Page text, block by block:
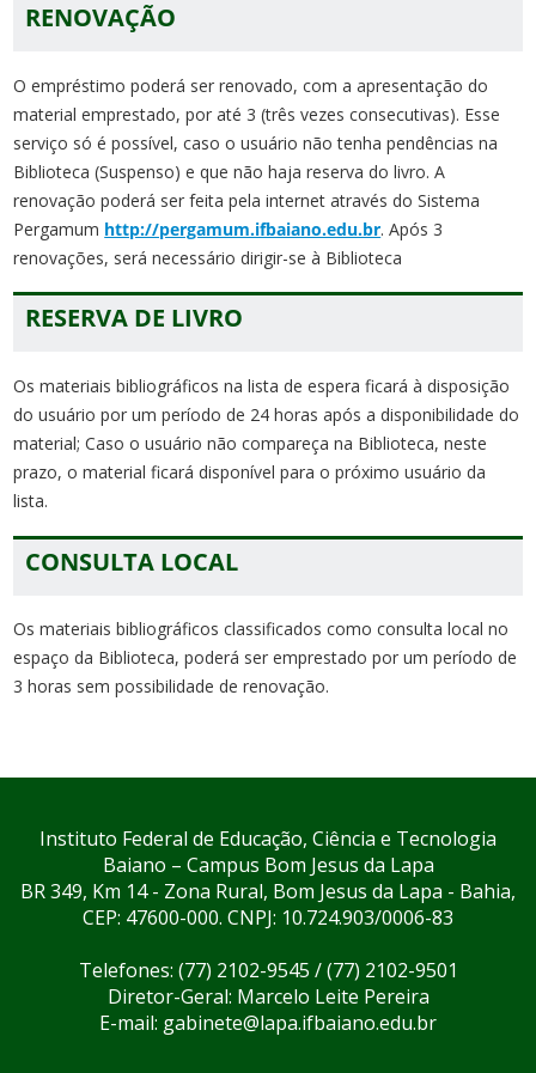
RENOVAÇÃO
O empréstimo poderá ser renovado, com a apresentação do
material emprestado, por até 3 (três vezes consecutivas). Esse
serviço só é possível, caso o usuário não tenha pendências na
Biblioteca (Suspenso) e que não haja reserva do livro. A
renovação poderá ser feita pela internet através do Sistema
Pergamum http://pergamum.ifbaiano.edu.br. Após 3
renovações, será necessário dirigir-se à Biblioteca
RESERVA DE LIVRO
Os materiais bibliográficos na lista de espera ficará à disposição
do usuário por um período de 24 horas após a disponibilidade do
material; Caso o usuário não compareça na Biblioteca, neste
prazo, o material ficará disponível para o próximo usuário da
lista.
CONSULTA LOCAL
Os materiais bibliográficos classificados como consulta local no
espaço da Biblioteca, poderá ser emprestado por um período de
3 horas sem possibilidade de renovação.
Instituto Federal de Educação, Ciência e Tecnologia
Baiano – Campus Bom Jesus da Lapa
BR 349, Km 14 - Zona Rural, Bom Jesus da Lapa - Bahia,
CEP: 47600-000. CNPJ: 10.724.903/0006-83
Telefones: (77) 2102-9545 / (77) 2102-9501
Diretor-Geral: Marcelo Leite Pereira
E-mail: gabinete@lapa.ifbaiano.edu.br